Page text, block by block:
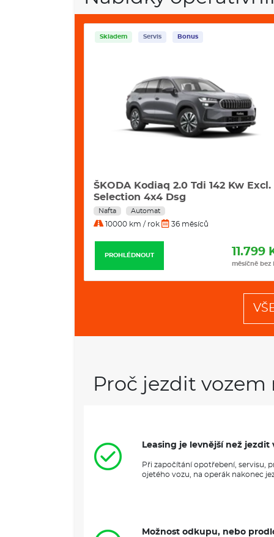
Servis Bonus
VW Tayron 2,0 Tdi 142 kW 4motion
Line DSG automat
Nafta Automat
10000 km / rok 36 měsíců
PROHLÉDNOUT 11.989
měsíčně bez
Proč jezdit
Leasing je levnější než
Při započítání opotřebení, servisu,
ojetého vozu, na operák nakonec
Možnost odkupu, nebo